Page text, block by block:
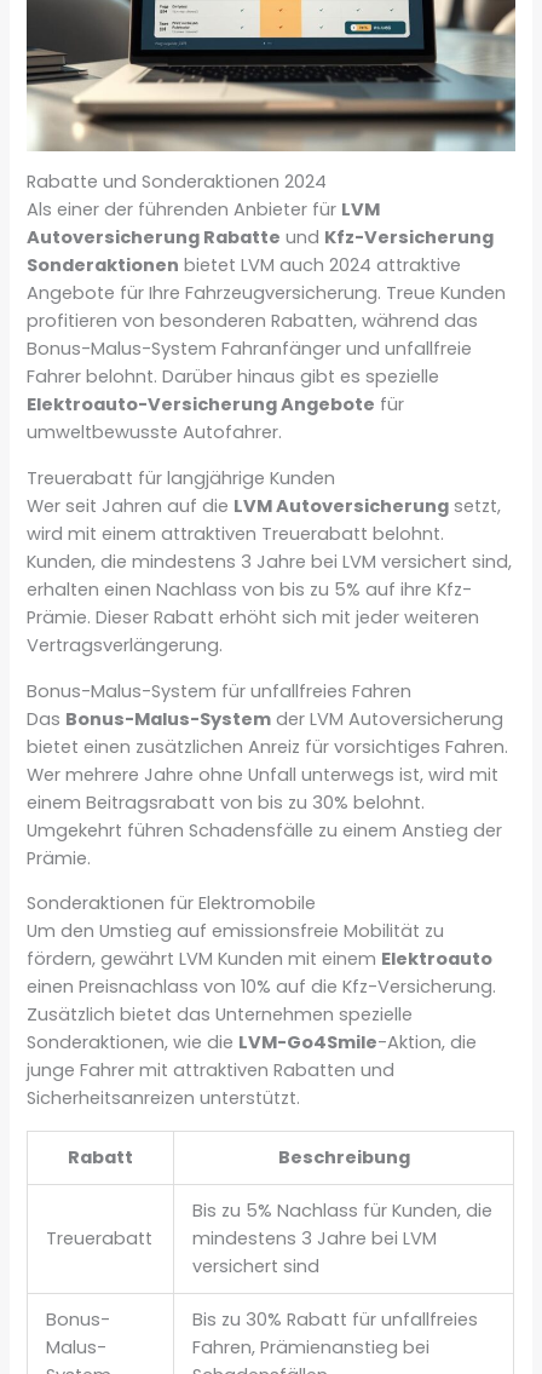
Rabatte und Sonderaktionen 2024
Als einer der führenden Anbieter für LVM
Autoversicherung Rabatte und Kfz-Versicherung
Sonderaktionen bietet LVM auch 2024 attraktive
Angebote für Ihre Fahrzeugversicherung. Treue Kunden
profitieren von besonderen Rabatten, während das
Bonus-Malus-System Fahranfänger und unfallfreie
Fahrer belohnt. Darüber hinaus gibt es spezielle
Elektroauto-Versicherung Angebote für
umweltbewusste Autofahrer.
Treuerabatt für langjährige Kunden
Wer seit Jahren auf die LVM Autoversicherung setzt,
wird mit einem attraktiven Treuerabatt belohnt.
Kunden, die mindestens 3 Jahre bei LVM versichert sind,
erhalten einen Nachlass von bis zu 5% auf ihre Kfz-
Prämie. Dieser Rabatt erhöht sich mit jeder weiteren
Vertragsverlängerung.
Bonus-Malus-System für unfallfreies Fahren
Das Bonus-Malus-System der LVM Autoversicherung
bietet einen zusätzlichen Anreiz für vorsichtiges Fahren.
Wer mehrere Jahre ohne Unfall unterwegs ist, wird mit
einem Beitragsrabatt von bis zu 30% belohnt.
Umgekehrt führen Schadensfälle zu einem Anstieg der
Prämie.
Sonderaktionen für Elektromobile
Um den Umstieg auf emissionsfreie Mobilität zu
fördern, gewährt LVM Kunden mit einem Elektroauto
einen Preisnachlass von 10% auf die Kfz-Versicherung.
Zusätzlich bietet das Unternehmen spezielle
Sonderaktionen, wie die LVM-Go4Smile-Aktion, die
junge Fahrer mit attraktiven Rabatten und
Sicherheitsanreizen unterstützt.
Rabatt Beschreibung
Treuerabatt
Bis zu 5% Nachlass für Kunden, die
mindestens 3 Jahre bei LVM
versichert sind
Bonus-
Malus-
Bis zu 30% Rabatt für unfallfreies
Fahren, Prämienanstieg bei